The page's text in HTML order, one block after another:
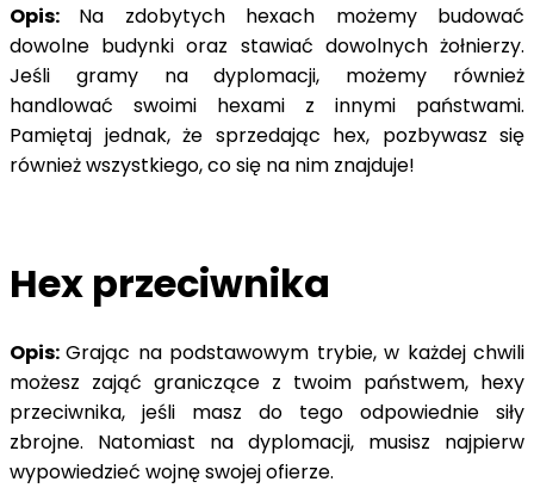
Opis: Na zdobytych hexach możemy budować
dowolne budynki oraz stawiać dowolnych żołnierzy.
Jeśli gramy na dyplomacji, możemy również
handlować swoimi hexami z innymi państwami.
Pamiętaj jednak, że sprzedając hex, pozbywasz się
również wszystkiego, co się na nim znajduje!
Hex przeciwnika
Opis:Grając na podstawowym trybie, w każdej chwili
możesz zająć graniczące z twoim państwem, hexy
przeciwnika, jeśli masz do tego odpowiednie siły
zbrojne. Natomiast na dyplomacji, musisz najpierw
wypowiedzieć wojnę swojej ofierze.